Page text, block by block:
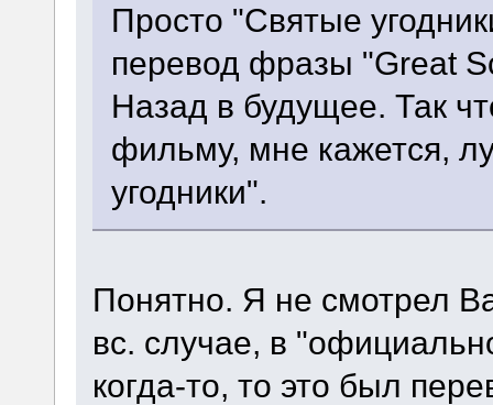
Просто "Святые
перевод фразы "Great
Назад в будущее. Так
фильму, мне кажется,
угодники".
Понятно. Я не смотрел
вс. случае, в
когда-то, то это был